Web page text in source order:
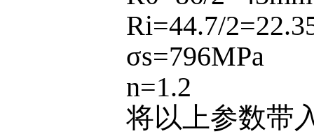
Ri=44.7/
σs=796MPa
n=1.2
将以上参数带